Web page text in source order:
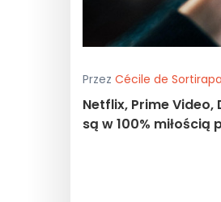
Przez Cécile de
Netflix, Prime
są w 100% miłością